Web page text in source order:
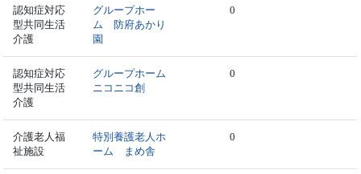
認知症対応
型共同生活
介護
グループホー
ム 防府あかり
園
0
認知症対応
型共同生活
介護
グループホーム
ニコニコ創
0
介護老人福
祉施設
特別養護老人ホ
ーム まめ舎
0